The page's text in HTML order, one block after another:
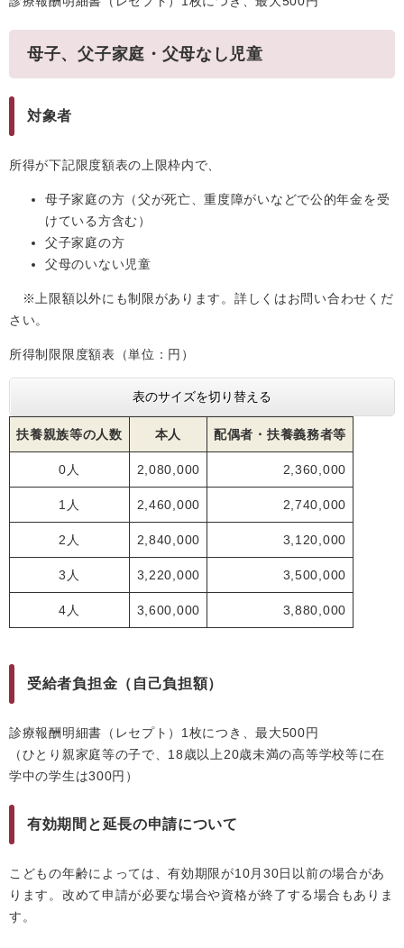
母子、父子家庭・父母なし児童
対象者
所得が下記限度額表の上限枠内で、
母子家庭の方（父が死亡、重度障がいなどで公的年金を受
けている方含む）
父子家庭の方
父母のいない児童
※上限額以外にも制限があります。詳しくはお問い合わせくだ
さい。
所得制限限度額表（単位：円）
表のサイズを切り替える
扶養親族等の人数 本人 配偶者・扶養義務者等
0人 2,080,000 2,360,000
1人 2,460,000 2,740,000
2人 2,840,000 3,120,000
3人 3,220,000 3,500,000
4人 3,600,000 3,880,000
受給者負担金（自己負担額）
診療報酬明細書（レセプト）1枚につき、最大500円
（ひとり親家庭等の子で、18歳以上20歳未満の高等学校等に在
学中の学生は300円）
有効期間と延長の申請について
こどもの年齢によっては、有効期限が10月30日以前の場合があ
ります。改めて申請が必要な場合や資格が終了する場合もありま
す。